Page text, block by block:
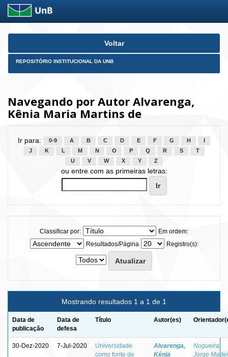
Skip
Voltar
REPOSITÓRIO INSTITUCIONAL DA UNB
Navegando por Autor Alvarenga,
Kênia Maria Martins de
Ir para: 0-9 A B C D E F G H
J
K L M N O P Q R S
T
U
V W X Y Z
ou entre com as primeiras letras:
Classificar por:
Em ordem:
Resultados/Página
Registro(s):
Mostrando resultados 1 a 1 de 1
Data de
publicação
Data de
defesa
Título Autor(es)
30-Dez-2020 7-Jul-2020
Universidade
como fonte de
Alvarenga,
Kênia
Nogueira,
Jorge